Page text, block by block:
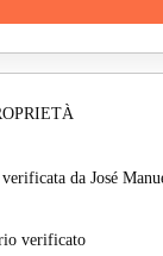
verificata da José
ricevere esattamente
verificato